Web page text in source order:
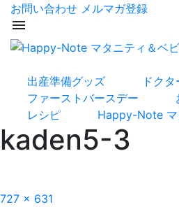
お問い合わせ メルマガ登録
menu
出産準備グッズ
ドクタ
ファーストバースデー
レシピ
Happy-Note マ
kaden5-3
フ
727 × 631